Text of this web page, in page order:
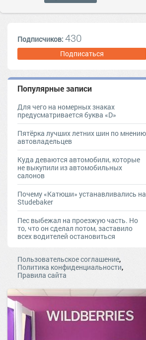
Подписчиков: 430
Подписаться
Популярные записи
Для чего на номерных знаках
предусматривается буква «D»
Пятёрка лучших летних шин по мнению
автовладельцев
Куда деваются автомобили, которые
не выкупили из автомобильных
салонов
Почему «Катюши» устанавливались на
Studebaker
Пес выбежал на проезжую часть. Но
то, что он сделал потом, заставило
всех водителей остановиться
Пользовательское соглашение,
Политика конфиденциальности,
Правила сайта